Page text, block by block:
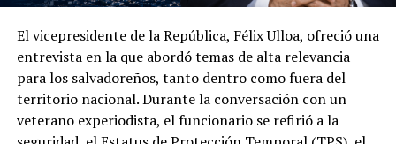
Además de la seguridad, las autoridades abordaron la
cooperación económica, comercial y tecnológica. Ambas
partes acordaron impulsar la creación de un Consejo
Binacional Empresarial orientado a promover el
comercio, la inversión y nuevas oportunidades de
El vicepresidente de la República, Félix Ulloa, ofreció una
entrevista en la que abordó temas de alta relevancia
para los salvadoreños, tanto dentro como fuera del
territorio nacional. Durante la conversación con un
veterano experiodista, el funcionario se refirió a la